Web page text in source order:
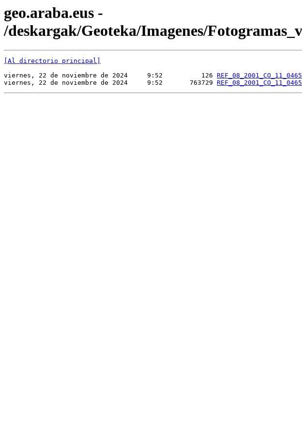
geo.araba.eus -
/deskargak/Geoteka/Imagenes/
[Al directorio principal]
viernes, 22 de noviembre de 2024     9:52          126
viernes, 22 de noviembre de 2024     9:52       763729